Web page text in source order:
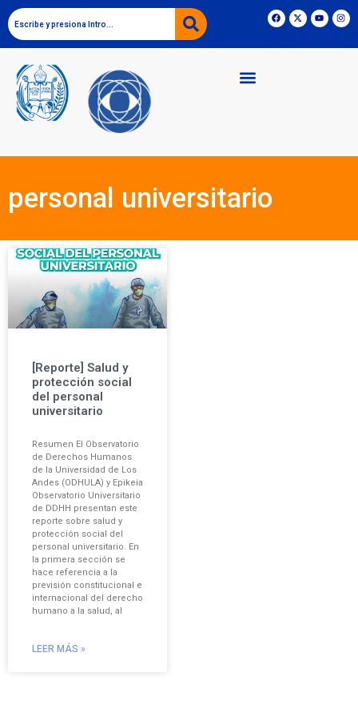
personal universitario
[Reporte] Salud y
protección social
del personal
universitario
Resumen El Observatorio
de Derechos Humanos
de la Universidad de Los
Andes (ODHULA) y Epikeia
Observatorio Universitario
de DDHH presentan este
reporte sobre salud y
protección social del
personal universitario. En
la primera sección se
hace referencia a la
previsión constitucional e
internacional del derecho
humano a la salud, al
LEER MÁS »